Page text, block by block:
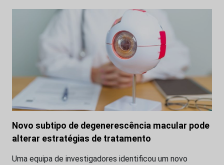
Novo subtipo de degenerescência macular pode
alterar estratégias de tratamento
Uma equipa de investigadores identificou um novo